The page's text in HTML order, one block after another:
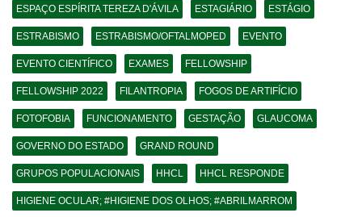
ESPAÇO ESPÍRITA TEREZA D'ÁVILA ESTAGIÁRIO ESTÁGIO
ESTRABISMO ESTRABISMO/OFTALMOPED EVENTO
EVENTO CIENTÍFICO EXAMES FELLOWSHIP
FELLOWSHIP 2022 FILANTROPIA FOGOS DE ARTIFÍCIO
FOTOFOBIA FUNCIONAMENTO GESTAÇÃO GLAUCOMA
GOVERNO DO ESTADO GRAND ROUND
GRUPOS POPULACIONAIS HHCL HHCL RESPONDE
HIGIENE OCULAR; #HIGIENE DOS OLHOS; #ABRILMARROM